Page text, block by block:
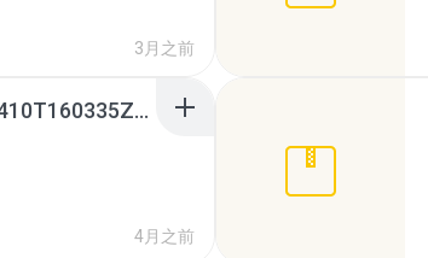
3月之前
whatsapp backups -20260410T160335Z-3-001.zip
4月之前